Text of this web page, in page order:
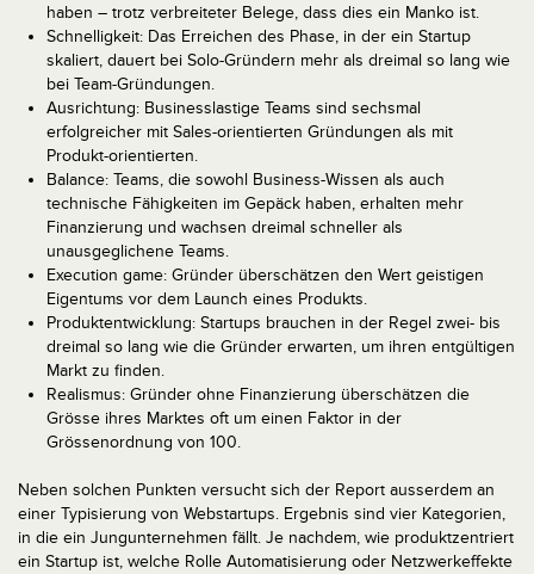
haben – trotz verbreiteter Belege, dass dies ein Manko ist.
Schnelligkeit: Das Erreichen des Phase, in der ein Startup
skaliert, dauert bei Solo-Gründern mehr als dreimal so lang wie
bei Team-Gründungen.
Ausrichtung: Businesslastige Teams sind sechsmal
erfolgreicher mit Sales-orientierten Gründungen als mit
Produkt-orientierten.
Balance: Teams, die sowohl Business-Wissen als auch
technische Fähigkeiten im Gepäck haben, erhalten mehr
Finanzierung und wachsen dreimal schneller als
unausgeglichene Teams.
Execution game: Gründer überschätzen den Wert geistigen
Eigentums vor dem Launch eines Produkts.
Produktentwicklung: Startups brauchen in der Regel zwei- bis
dreimal so lang wie die Gründer erwarten, um ihren entgültigen
Markt zu finden.
Realismus: Gründer ohne Finanzierung überschätzen die
Grösse ihres Marktes oft um einen Faktor in der
Grössenordnung von 100.
Neben solchen Punkten versucht sich der Report ausserdem an
einer Typisierung von Webstartups. Ergebnis sind vier Kategorien,
in die ein Jungunternehmen fällt. Je nachdem, wie produktzentriert
ein Startup ist, welche Rolle Automatisierung oder Netzwerkeffekte